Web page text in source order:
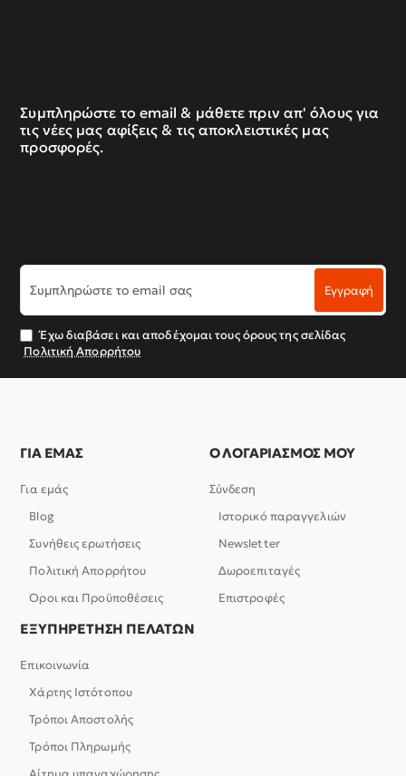
Συμπληρώστε το email & μάθετε πριν απ' όλους για
τις νέες μας αφίξεις & τις αποκλειστικές μας
προσφορές.
Συμπληρώστε
το
email
σας
Εγγραφή
Έχω διαβάσει και αποδέχομαι τους όρους της σελίδας
Πολιτική Απορρήτου
ΓΙΑ ΕΜΑΣ
Για εμάς
Blog
Συνήθεις ερωτήσεις
Πολιτική Απορρήτου
Όροι και Προϋποθέσεις
Ο ΛΟΓΑΡΙΑΣΜΟΣ ΜΟΥ
Σύνδεση
Ιστορικό παραγγελιών
Newsletter
Δωροεπιταγές
Επιστροφές
ΕΞΥΠΗΡΕΤΗΣΗ ΠΕΛΑΤΩΝ
Επικοινωνία
Χάρτης Ιστότοπου
Τρόποι Αποστολής
Τρόποι Πληρωμής